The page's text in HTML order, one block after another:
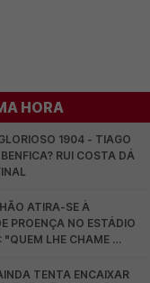
HORA
1904 - TIAGO
RUI COSTA DÁ
ATIRA-SE À
PROENÇA NO ESTÁDIO
"QUEM LHE CHAME
TENTA ENCAIXAR